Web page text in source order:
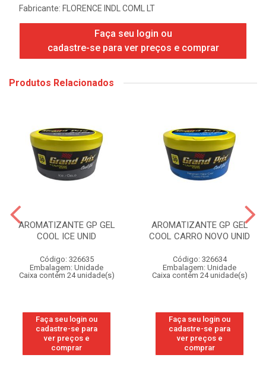
Fabricante: FLORENCE INDL COML LT
Faça seu login ou
cadastre-se para ver preços e comprar
Produtos Relacionados
AROMATIZANTE GP GEL
COOL ICE UNID
Código: 326635
Embalagem: Unidade
Caixa contém 24 unidade(s)
Faça seu login ou
cadastre-se para
ver preços e
comprar
AROMATIZANTE GP GEL
COOL CARRO NOVO UNID
Código: 326634
Embalagem: Unidade
Caixa contém 24 unidade(s)
Faça seu login ou
cadastre-se para
ver preços e
comprar